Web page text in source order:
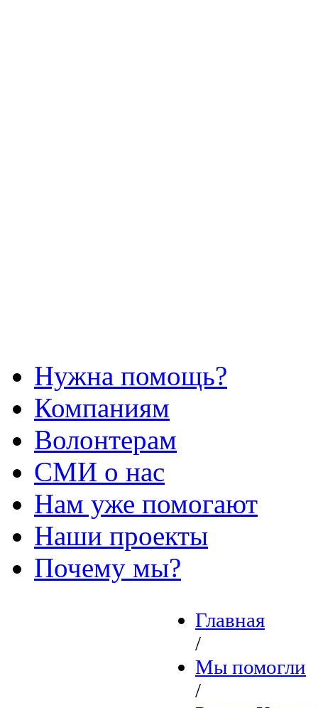
Нужна помощь?
Компаниям
Волонтерам
СМИ о нас
Нам уже помогают
Наши проекты
Почему мы?
Главная
/
Мы помогли
/